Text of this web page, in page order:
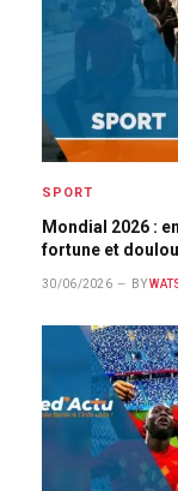
SPORT
Mondial 2026 :
fortune et
30/06/2026 BY